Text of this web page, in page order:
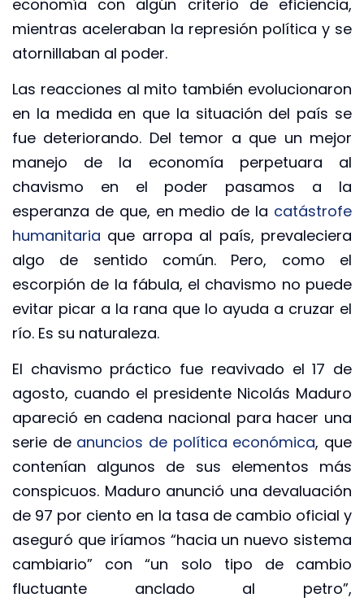
economía con algún criterio de eficiencia,
mientras aceleraban la represión política y se
atornillaban al poder.
Las reacciones al mito también evolucionaron
en la medida en que la situación del país se
fue deteriorando. Del temor a que un mejor
manejo de la economía perpetuara al
chavismo en el poder pasamos a la
esperanza de que, en medio de la catástrofe
humanitaria que arropa al país, prevaleciera
algo de sentido común. Pero, como el
escorpión de la fábula, el chavismo no puede
evitar picar a la rana que lo ayuda a cruzar el
río. Es su naturaleza.
El chavismo práctico fue reavivado el 17 de
agosto, cuando el presidente Nicolás Maduro
apareció en cadena nacional para hacer una
serie de anuncios de política económica, que
contenían algunos de sus elementos más
conspicuos. Maduro anunció una devaluación
de 97 por ciento en la tasa de cambio oficial y
aseguró que iríamos “hacia un nuevo sistema
cambiario” con “un solo tipo de cambio
fluctuante anclado al petro”,